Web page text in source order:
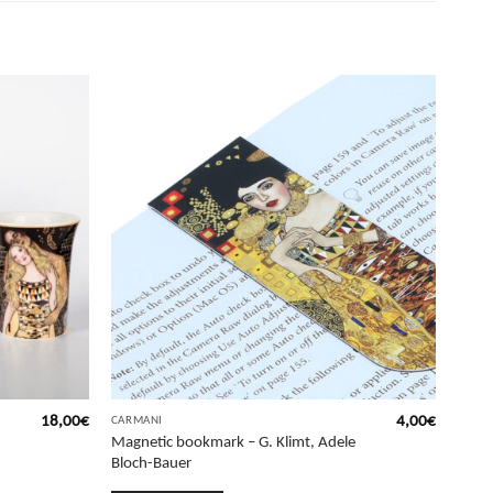
18,00€ CARMANI
Magnetic bookmark – G. Klimt, Adele
Bloch-Bauer
4,00€